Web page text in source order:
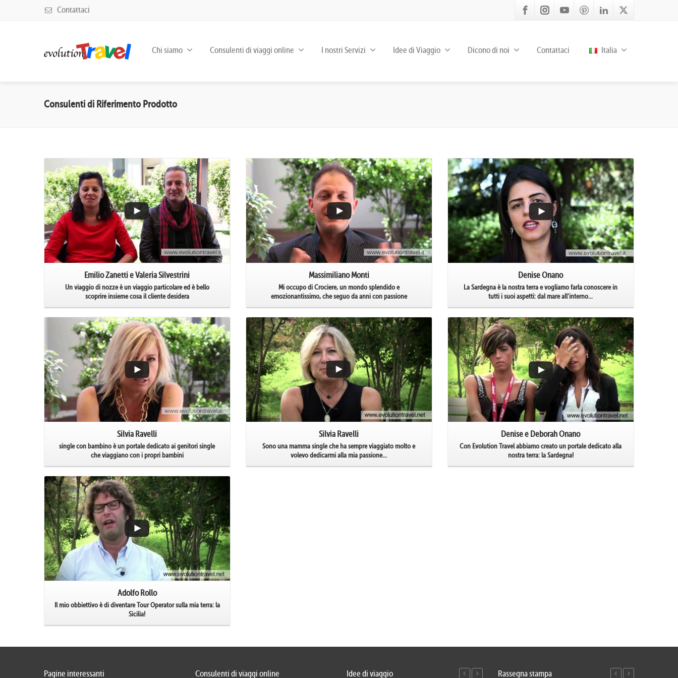
Contattaci
Chi siamo Consulenti di viaggi online I nostri Servizi Idee di Viaggio Dicono di noi Contattaci Italia
Consulenti di Riferimento Prodotto
Emilio Zanetti e Valeria Silvestrini
Un viaggio di nozze è un viaggio particolare ed è bello
scoprire insieme cosa il cliente desidera
Massimiliano Monti
Mi occupo di Crociere, un mondo splendido e
emozionantissimo, che seguo da anni con passione
Denise Onano
La Sardegna è la nostra terra e vogliamo farla conoscere in
tutti i suoi aspetti: dal mare all'interno...
Silvia Ravelli
single con bambino è un portale dedicato ai genitori single
che viaggiano con i propri bambini
Silvia Ravelli
Sono una mamma single che ha sempre viaggiato molto e
volevo dedicarmi alla mia passione...
Denise e Deborah Onano
Con Evolution Travel abbiamo creato un portale dedicato alla
nostra terra: la Sardegna!
Adolfo Rollo
Il mio obbiettivo è di diventare Tour Operator sulla mia terra: la
Sicilia!
Pagine interessanti Consulenti di viaggi online Idee di viaggio Rassegna stampa